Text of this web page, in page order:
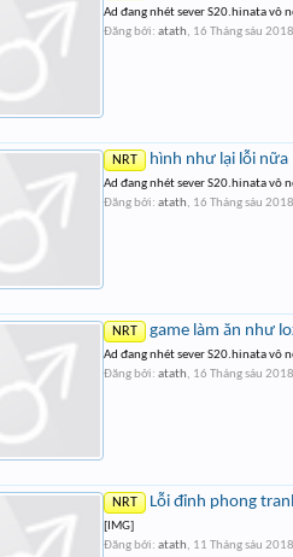
Ad đang nhét sever S20.hinata vô
Đăng bởi: atath, 16 Tháng sáu 2018
NRT hình như lại lỗi nữa
Ad đang nhét sever S20.hinata vô
Đăng bởi: atath, 16 Tháng sáu 2018
NRT game làm ăn như
Ad đang nhét sever S20.hinata vô
Đăng bởi: atath, 16 Tháng sáu 2018
NRT Lỗi đỉnh phong
[IMG]
Đăng bởi: atath, 11 Tháng sáu 2018